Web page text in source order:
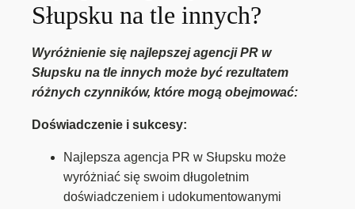
Słupsku na tle innych?
Wyróżnienie się najlepszej agencji PR w
Słupsku na tle innych może być rezultatem
różnych czynników, które mogą obejmować:
Doświadczenie i sukcesy:
Najlepsza agencja PR w Słupsku może
wyróżniać się swoim długoletnim
doświadczeniem i udokumentowanymi